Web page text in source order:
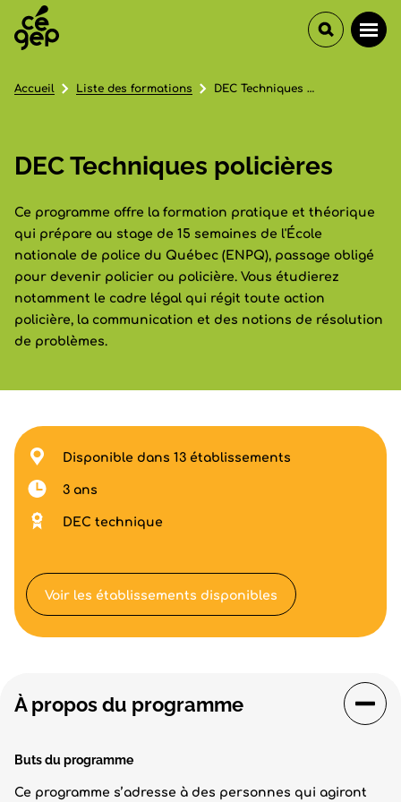
DEC Techniques policières
Ce programme offre la formation pratique et théorique
qui prépare au stage de 15 semaines de l'École
nationale de police du Québec (ENPQ), passage obligé
pour devenir policier ou policière. Vous étudierez
notamment le cadre légal qui régit toute action
policière, la communication et des notions de résolution
de problèmes.
Accueil Liste des formations DEC Techniques policières
À propos du programme
Buts du programme
Ce programme s’adresse à des personnes qui agiront
Disponible dans 13 établissements
3 ans
DEC technique
Voir les établissements disponibles